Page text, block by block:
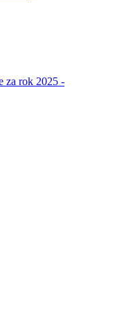
za rok 2025 -